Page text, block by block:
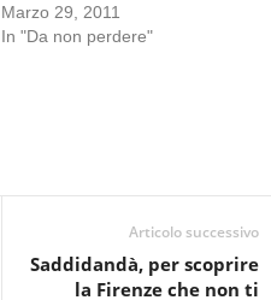
Marzo 29, 2011
In "Da non perdere"
Articolo successivo
Saddidandà, per scoprire
la Firenze che non ti